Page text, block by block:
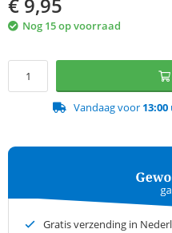
Nog 15 op voorraad
Vandaag voor 13:00
Gratis verzending in